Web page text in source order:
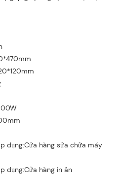
dụng:Cửa hàng sửa chữa máy
dụng:Cửa hàng in ấn